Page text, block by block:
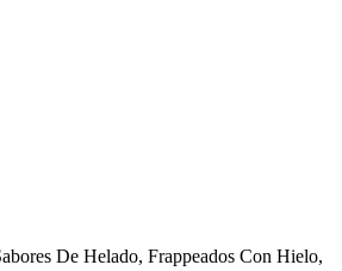
De Helado, Frappeados Con Hielo,